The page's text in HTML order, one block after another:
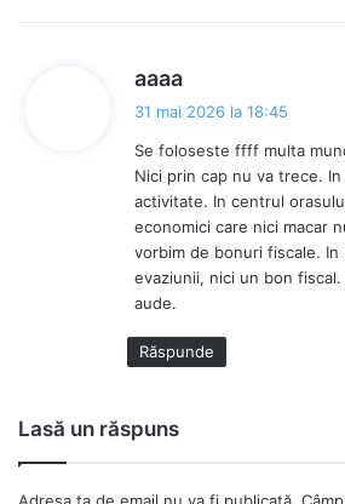
aaaa
n
e
:
31 mai 2026 la 18:45
Se foloseste ffff multa
Nici prin cap nu va trece.
activitate. In centrul
economici care nici macar
vorbim de bonuri fiscale. In
evaziunii, nici un bon
aude.
Răspunde
Lasă un răspuns